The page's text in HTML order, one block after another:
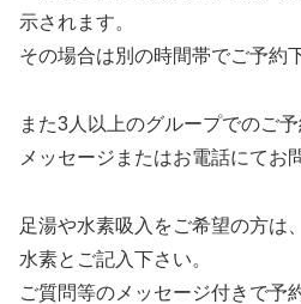
示されます。
その場合は別の時間帯でご予約
また3人以上のグループでのご予
メッセージまたはお電話にてお
足湯や水素吸入をご希望の方は
水素とご記入下さい。
ご質問等のメッセージ付きで予